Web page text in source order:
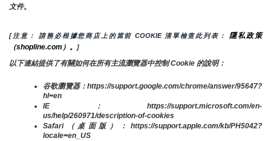
文件。
[注意： 請務必根據您商店上的當前 COOKIE 清單檢查此列表： 隱私政策
（shopline.com）。
]
以下連結提供了有關如何在所有主流瀏覽器中控制 Cookie 的說明：
谷歌瀏覽器：https://support.google.com/chrome/answer/95647?
hl=en
IE：https://support.microsoft.com/en-
us/help/260971/description-of-cookies
Safari（桌面版）：https://support.apple.com/kb/PH5042?
locale=en_US